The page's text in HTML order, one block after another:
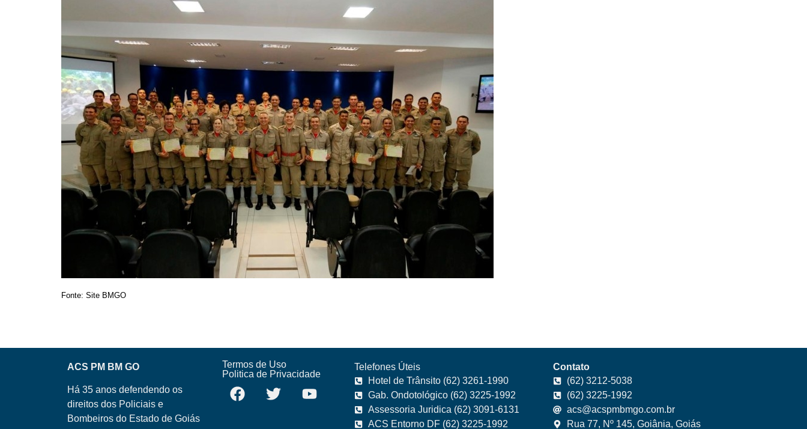
Fonte: Site BMGO
ACS PM BM GO
Há 35 anos defendendo os
direitos dos Policiais e
Bombeiros do Estado de Goiás
Termos de Uso
Politica de Privacidade
Telefones Úteis
Hotel de Trânsito (62) 3261-1990
Gab. Ondotológico (62) 3225-1992
Assessoria Juridica (62) 3091-6131
ACS Entorno DF (62) 3225-1992
Contato
(62) 3212-5038
(62) 3225-1992
acs@acspmbmgo.com.br
Rua 77, Nº 145, Goiânia, Goiás